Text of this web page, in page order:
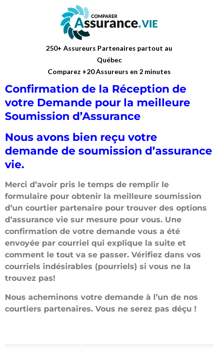
250+ Assureurs Partenaires partout au
Québec
Comparez +20 Assureurs en 2 minutes
Confirmation de la Réception de
votre Demande pour la meilleure
Soumission d’Assurance
Nous avons bien reçu votre
demande de soumission d’assurance
vie.
Merci d’avoir pris le temps de remplir le
formulaire pour obtenir la meilleure soumission
d’un courtier partenaire pour trouver des options
d’assurance vie sur mesure pour vous. Une
confirmation de votre demande vous a été
envoyée par courriel qui explique la suite et
comment le tout va se passer. Vérifiez dans vos
courriels indésirables (pourriels) si vous ne la
trouvez pas!
Nous acheminons votre demande à l’un de nos
courtiers partenaires. Vous ne serez pas déçu !